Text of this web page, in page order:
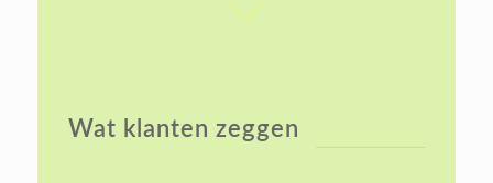
Wat klanten zeggen